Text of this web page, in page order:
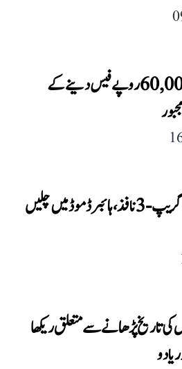
دہلی کے اسکول کا حال! تقریباً 60,000 روپے فیس دینے کے
فضائی آلودگی سے دہلی بے حال، گریپ-3 نافذ، ہائبرڈ موڈ میں چلیں
تاریخ پڑھانے سے متعلق ریکھا